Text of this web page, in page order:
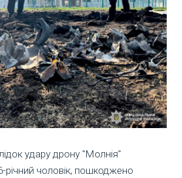
удару дрону "Молнія"
річний чоловік, пошкоджено